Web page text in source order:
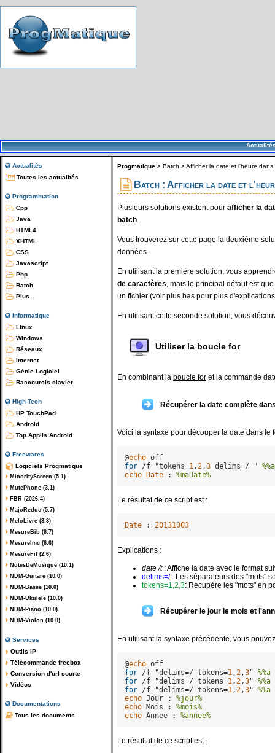
Actualités
Toutes les actualités
Programmation
Cpp
Java
HTML4
XHTML
CSS
Javascript
Php
Batch
Plus...
Informatique
Linux
Windows
Réseaux
Internet
Génie Logiciel
Raccourcis clavier
High-Tech
HP TouchPad
Android
Top Applis Android
Freewares
Logiciels Progmatique
MinorityScreen (5.1)
MutePhone (3.1)
FBR (2026.4)
MajoReduc (5.7)
MeloLivre (3.3)
MesureBib (6.7)
MesureImc (6.6)
MesureFit (2.6)
NotesDeMusique (10.1)
NDM-Guitare (10.0)
NDM-Basse (10.0)
NDM-Ukulele (10.0)
NDM-Piano (10.0)
NDM-Violon (10.0)
Services
Outils IP
Télécommande freebox
Conversion d'url courte
Vidéos
Documentations
Tous les documents
Progmatique > Batch >Afficher la date et l'heure dans
Batch : Afficher la date et
Plusieurs solutions existent pour afficher la
batch
Vous trouverez sur cette page la deuxième
données.
En utilisant la première solution , vous
de caractères , mais le principal défaut est
un fichier (voir plus bas pour plus
En utilisant cette seconde solution , vous
Utiliser la boucle for
En combinant la boucle for et la commande
Récupérer la date complète
Voici la syntaxe pour découper la date dans le
@echo
for /f "tokens=1 , 2 ,3 delims=/ " %%a
echo Date : %maDate%
Le résultat de ce script est :
Date : 20131003
Explications :
date /t: Affiche la date avec le format
delims=/ : Les séparateurs des "mots"
tokens=1,2,3: Récupère les "mots" en
Récupérer le jour le mois et
En utilisant la syntaxe précédente, vous
@echo
for /f "delims=/ tokens=1 , 2 ,3" %%a
for /f "delims=/ tokens=1 , 2 ,3" %%a
for /f "delims=/ tokens=1 , 2 ,3" %%a
echo Jour : %jour%
echo Mois : %mois%
echo Annee : %annee%
Le résultat de ce script est :